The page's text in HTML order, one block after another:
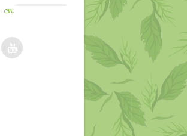
en